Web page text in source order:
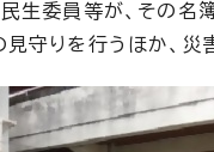
生委員等が、その名
守りを行うほか、災